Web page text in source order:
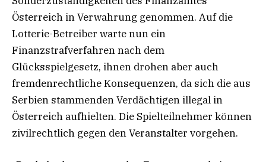
Österreich in Verwahrung genommen. Auf die
Lotterie-Betreiber warte nun ein
Finanzstrafverfahren nach dem
Glücksspielgesetz, ihnen drohen aber auch
fremdenrechtliche Konsequenzen, da sich die aus
Serbien stammenden Verdächtigen illegal in
Österreich aufhielten. Die Spielteilnehmer können
zivilrechtlich gegen den Veranstalter vorgehen.